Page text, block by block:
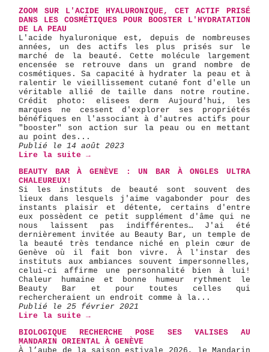
ZOOM SUR L'ACIDE HYALURONIQUE, CET ACTIF PRISÉ
DANS LES COSMÉTIQUES POUR BOOSTER L'HYDRATATION
DE LA PEAU
L'acide hyaluronique est, depuis de nombreuses
années, un des actifs les plus prisés sur le
marché de la beauté. Cette molécule largement
encensée se retrouve dans un grand nombre de
cosmétiques. Sa capacité à hydrater la peau et à
ralentir le vieillissement cutané font d'elle un
véritable allié de taille dans notre routine.
Crédit photo: elisees derm Aujourd'hui, les
marques ne cessent d'explorer ses propriétés
bénéfiques en l'associant à d'autres actifs pour
"booster" son action sur la peau ou en mettant
au point des...
Publié le 14 août 2023
Lire la suite →
BEAUTY BAR À GENÈVE : UN BAR À ONGLES ULTRA
CHALEUREUX!
Si les instituts de beauté sont souvent des
lieux dans lesquels j'aime vagabonder pour des
instants plaisir et détente, certains d'entre
eux possèdent ce petit supplément d'âme qui ne
nous laissent pas indifférentes… J'ai été
dernièrement invitée au Beauty Bar, un temple de
la beauté très tendance niché en plein cœur de
Genève où il fait bon vivre. À l'instar des
instituts aux ambiances souvent impersonnelles,
celui-ci affirme une personnalité bien à lui!
Chaleur humaine et bonne humeur rythment le
Beauty Bar et pour toutes celles qui
rechercheraient un endroit comme à la...
Publié le 25 février 2021
Lire la suite →
BIOLOGIQUE RECHERCHE POSE SES VALISES AU
MANDARIN ORIENTAL À GENÈVE